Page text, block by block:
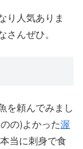
り人気ありま
んぜひ。
を頼んでみまし
の)よかった渥
当に刺身で食